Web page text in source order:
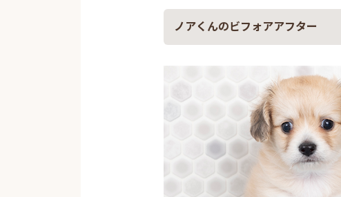
ノアくんのビフォアアフター